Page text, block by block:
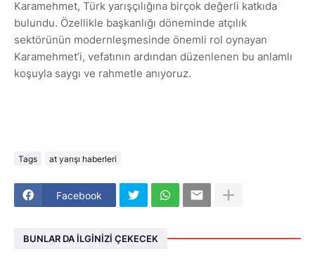
Karamehmet, Türk yarışçılığına birçok değerli katkıda
bulundu. Özellikle başkanlığı döneminde atçılık
sektörünün modernleşmesinde önemli rol oynayan
Karamehmet’i, vefatının ardından düzenlenen bu anlamlı
koşuyla saygı ve rahmetle anıyoruz.
Tags at yarışı haberleri
Facebook
BUNLAR DA İLGINIZI ÇEKECEK